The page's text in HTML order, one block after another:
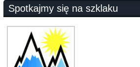
Spotkajmy się na szklaku